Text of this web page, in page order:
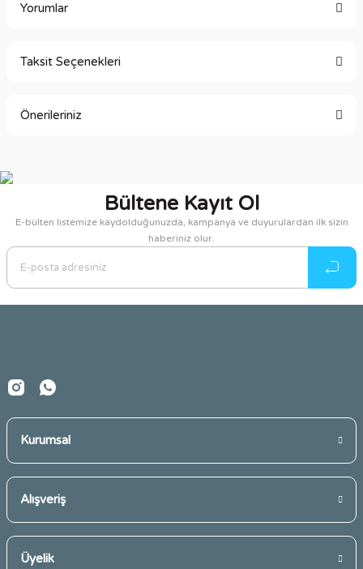
Yorumlar
Taksit Seçenekleri
Önerileriniz
Görüş ve önerileriniz için teşekkür ederiz.
Ürün resmi kalitesiz, bozuk veya görüntülenemiyor.
Ürün açıklamasında eksik bilgiler bulunuyor.
Ürün bilgilerinde hatalar bulunuyor.
Bültene Kayıt Ol
E-bülten listemize kaydolduğunuzda, kampanya ve duyurulardan ilk sizin
haberiniz olur.
Kurumsal
Alışveriş
Üyelik